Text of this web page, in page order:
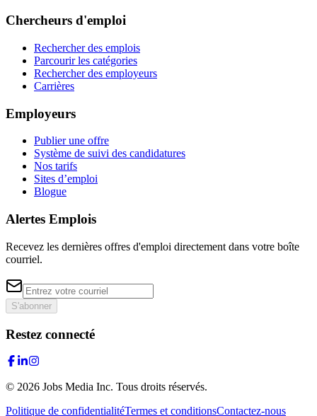
Chercheurs d'emploi
Rechercher des emplois
Parcourir les catégories
Rechercher des employeurs
Carrières
Employeurs
Publier une offre
Système de suivi des candidatures
Nos tarifs
Sites d’emploi
Blogue
Alertes Emplois
Recevez les dernières offres d'emploi directement dans votre boîte
courriel.
S'abonner
Restez connecté
© 2026 Jobs Media Inc. Tous droits réservés.
Politique de confidentialitéTermes et conditionsContactez-nous